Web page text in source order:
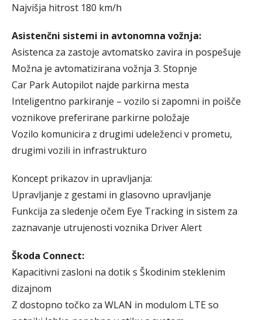
Najvišja hitrost 180 km/h
Asistenčni sistemi in avtonomna vožnja:
Asistenca za zastoje avtomatsko zavira in pospešuje
Možna je avtomatizirana vožnja 3. Stopnje
Car Park Autopilot najde parkirna mesta
Inteligentno parkiranje – vozilo si zapomni in poišče
voznikove preferirane parkirne položaje
Vozilo komunicira z drugimi udeleženci v prometu,
drugimi vozili in infrastrukturo
Koncept prikazov in upravljanja:
Upravljanje z gestami in glasovno upravljanje
Funkcija za sledenje očem Eye Tracking in sistem za
zaznavanje utrujenosti voznika Driver Alert
Škoda Connect:
Kapacitivni zasloni na dotik s Škodinim steklenim
dizajnom
Z dostopno točko za WLAN in modulom LTE so